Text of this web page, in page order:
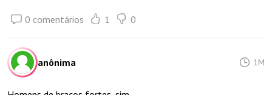
0 comentários 1 0
anônima 1M